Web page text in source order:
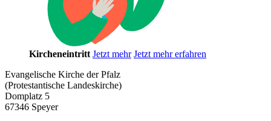
Kircheneintritt Jetzt mehr Jetzt mehr erfahren
Evangelische Kirche der Pfalz
(Protestantische Landeskirche)
Domplatz 5
67346 Speyer